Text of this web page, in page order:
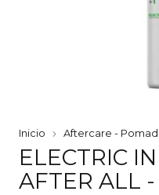
Inicio Aftercare -
ELECTRIC
AFTER ALL